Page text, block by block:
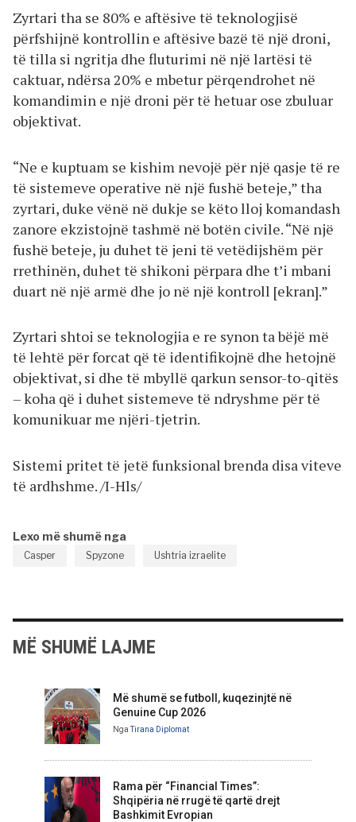
Zyrtari tha se 80% e aftësive të teknologjisë
përfshijnë kontrollin e aftësive bazë të një droni,
të tilla si ngritja dhe fluturimi në një lartësi të
caktuar, ndërsa 20% e mbetur përqendrohet në
komandimin e një droni për të hetuar ose zbuluar
objektivat.
“Ne e kuptuam se kishim nevojë për një qasje të re
të sistemeve operative në një fushë beteje,” tha
zyrtari, duke vënë në dukje se këto lloj komandash
zanore ekzistojnë tashmë në botën civile. “Në një
fushë beteje, ju duhet të jeni të vetëdijshëm për
rrethinën, duhet të shikoni përpara dhe t’i mbani
duart në një armë dhe jo në një kontroll [ekran].”
Zyrtari shtoi se teknologjia e re synon ta bëjë më
të lehtë për forcat që të identifikojnë dhe hetojnë
objektivat, si dhe të mbyllë qarkun sensor-to-qitës
– koha që i duhet sistemeve të ndryshme për të
komunikuar me njëri-tjetrin.
Sistemi pritet të jetë funksional brenda disa viteve
të ardhshme. /I-Hls/
Lexo më shumë nga
Casper Spyzone Ushtria izraelite
MË SHUMË LAJME
Më shumë se futboll, kuqezinjtë në
Genuine Cup 2026
NgaTirana Diplomat
Rama për “Financial Times”:
Shqipëria në rrugë të qartë drejt
Bashkimit Evropian